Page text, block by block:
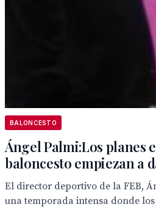
BALONCESTO
Ángel Palmi:Los planes
baloncesto empiezan a
El director deportivo de la FEB,
una temporada intensa donde